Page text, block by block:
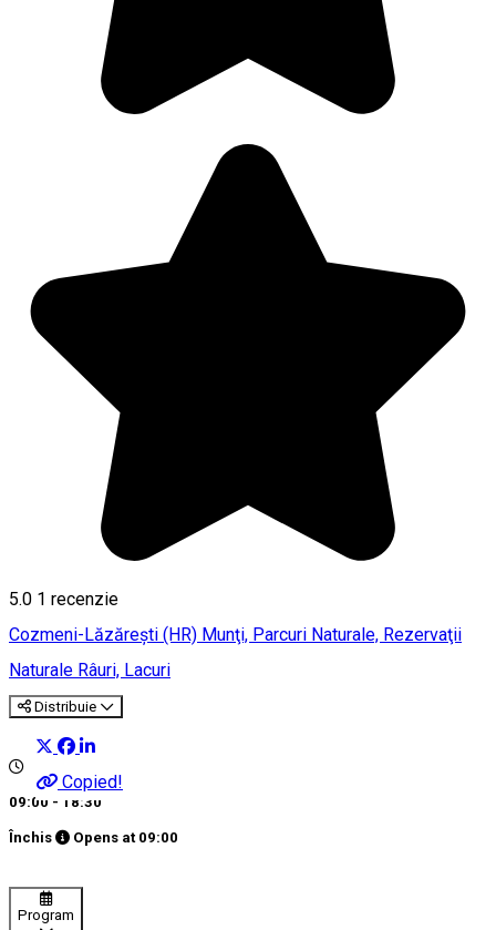
5.0 1 recenzie
Cozmeni-Lăzărești (HR) Munţi, Parcuri Naturale, Rezervaţii
Naturale Râuri, Lacuri
Distribuie
Copied!
09:00 - 18:30
Închis Opens at 09:00
Program